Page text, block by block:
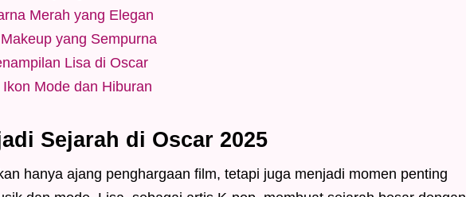
Merah yang Elegan
yang Sempurna
Lisa di Oscar
Mode dan Hiburan
Sejarah di Oscar 2025
hanya ajang penghargaan film, tetapi juga menjadi momen penting